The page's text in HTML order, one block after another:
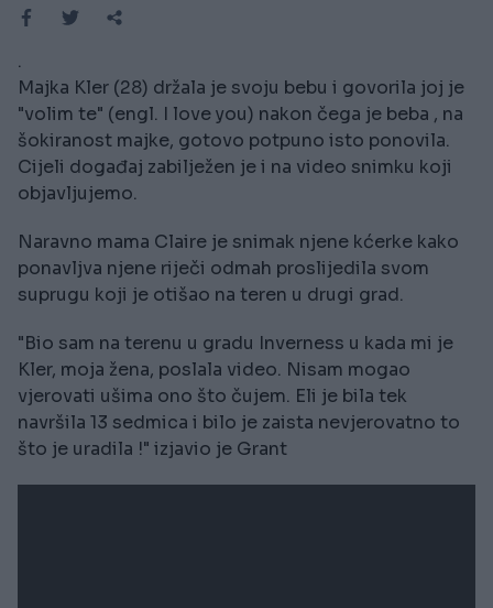
.
Majka Kler (28) držala je svoju bebu i govorila joj je
"volim te" (engl. I love you) nakon čega je beba , na
šokiranost majke, gotovo potpuno isto ponovila.
Cijeli događaj zabilježen je i na video snimku koji
objavljujemo.
Naravno mama Claire je snimak njene kćerke kako
ponavljva njene riječi odmah proslijedila svom
suprugu koji je otišao na teren u drugi grad.
"Bio sam na terenu u gradu Inverness u kada mi je
Kler, moja žena, poslala video. Nisam mogao
vjerovati ušima ono što čujem. Eli je bila tek
navršila 13 sedmica i bilo je zaista nevjerovatno to
što je uradila !" izjavio je Grant